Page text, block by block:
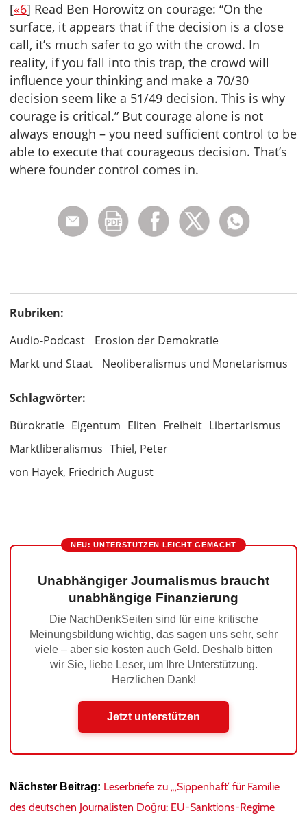
[«6] Read Ben Horowitz on courage: “On the
surface, it appears that if the decision is a close
call, it’s much safer to go with the crowd. In
reality, if you fall into this trap, the crowd will
influence your thinking and make a 70/30
decision seem like a 51/49 decision. This is why
courage is critical.” But courage alone is not
always enough – you need sufficient control to be
able to execute that courageous decision. That’s
where founder control comes in.
Rubriken:
Audio-Podcast
Erosion der Demokratie
Markt und Staat
Neoliberalismus und Monetarismus
Schlagwörter:
Bürokratie Eigentum Eliten Freiheit Libertarismus
Marktliberalismus Thiel, Peter
von Hayek, Friedrich August
NEU: UNTERSTÜTZEN LEICHT GEMACHT
Unabhängiger Journalismus braucht
unabhängige Finanzierung
Die NachDenkSeiten sind für eine kritische
Meinungsbildung wichtig, das sagen uns sehr, sehr
viele – aber sie kosten auch Geld. Deshalb bitten
wir Sie, liebe Leser, um Ihre Unterstützung.
Herzlichen Dank!
Jetzt unterstützen
Nächster Beitrag: Leserbriefe zu „‚Sippenhaft’ für Familie
des deutschen Journalisten Doğru: EU-Sanktions-Regime